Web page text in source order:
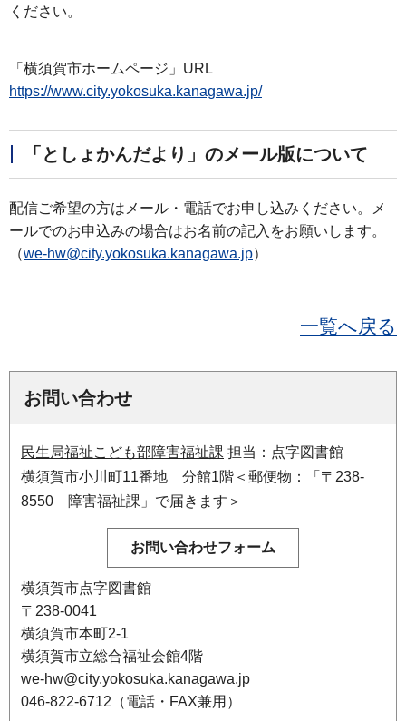
ください。
「横須賀市ホームページ」URL
https://www.city.yokosuka.kanagawa.jp/
「としょかんだより」のメール版について
配信ご希望の方はメール・電話でお申し込みください。メ
ールでのお申込みの場合はお名前の記入をお願いします。
（we-hw@city.yokosuka.kanagawa.jp）
一覧へ戻る
お問い合わせ
民生局福祉こども部障害福祉課 担当：点字図書館
横須賀市小川町11番地 分館1階＜郵便物：「〒238-
8550 障害福祉課」で届きます＞
横須賀市点字図書館
〒238-0041
横須賀市本町2-1
横須賀市立総合福祉会館4階
we-hw@city.yokosuka.kanagawa.jp
046-822-6712（電話・FAX兼用）